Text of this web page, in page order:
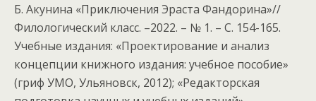
Б. Акунина «Приключения Эраста Фандорина»//
Филологический класс. –2022. – № 1. – С. 154-165.
Учебные издания: «Проектирование и анализ
концепции книжного издания: учебное пособие»
(гриф УМО, Ульяновск, 2012); «Редакторская